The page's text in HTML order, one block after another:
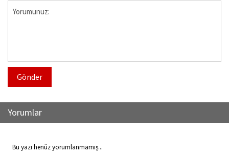
Gönder
Yorumlar
Bu yazı henüz yorumlanmamış...